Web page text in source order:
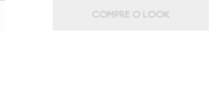
COMPRE O LOOK